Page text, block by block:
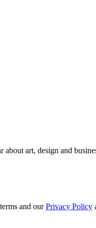
about art, design and
and ourPrivacy Policy